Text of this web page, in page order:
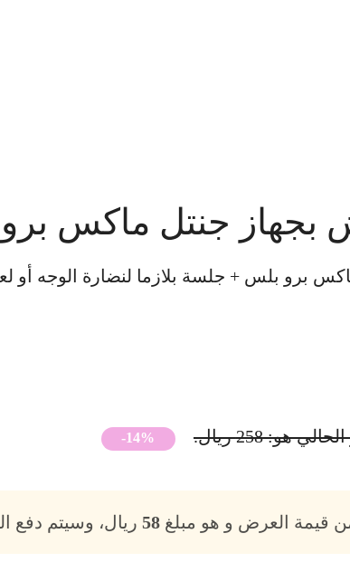
جنتل ماكس
بلس + جلسة بلازما لنضارة الوجه أو
هو: 258 ريال. -14%
قيمة العرض و هو مبلغ58 ريال، وسيتم دفع